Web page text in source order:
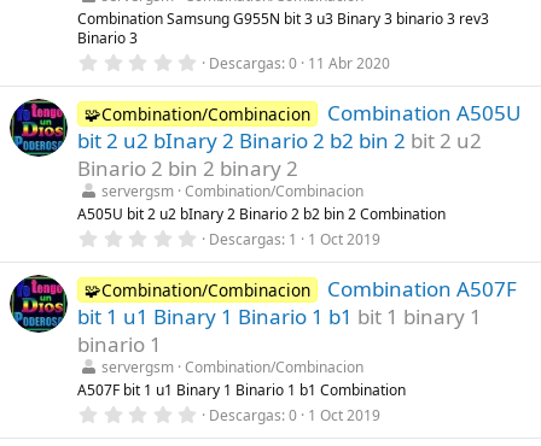
l
a
s
Combination Samsung G955N bit 3 u3 Binary 3 binario 3 rev3
Binario 3
0
0
0
e
s
e
l
a
(
s
)
Descargas 0 11 Abr 2020
🧩Combination/Combinacion
Combination A505U
bit 2 u2 bInary 2 Binario 2 b2 bin 2 bit 2 u2
Binario 2 bin 2 binary 2
servergsm Combination/Combinacion
A505U bit 2 u2 bInary 2 Binario 2 b2 bin 2 Combination
0
0
0
e
s
e
l
a
(
Descargas 1 1 Oct 2019
🧩Combination/Combinacion
Combination A507F
bit 1 u1 Binary 1 Binario 1 b1 bit 1 binary 1
binario 1
servergsm Combination/Combinacion
A507F bit 1 u1 Binary 1 Binario 1 b1 Combination
0 Descargas 0 1 Oct 2019